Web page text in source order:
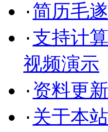
· 简历毛
· 支持计
视频演示
· 资料更
· 关于本